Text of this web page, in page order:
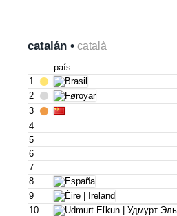
catalán • català
país
1
2
3
4
5
6
7
8
9
10